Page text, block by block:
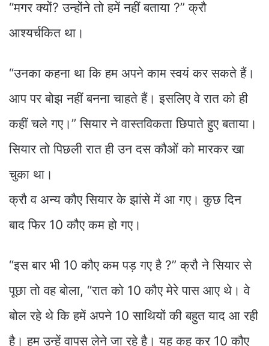
“मगर क्यों? उन्होंने तो हमें नहीं बताया ?” क्रौ
आश्यर्चकित था।
“उनका कहना था कि हम अपने काम स्वयं कर सकते हैं।
आप पर बोझ नहीं बनना चाहते हैं। इसलिए वे रात को ही
कहीं चले गए।” सियार ने वास्तविकता छिपाते हुए बताया।
सियार तो पिछली रात ही उन दस कौओं को मारकर खा
चुका था।
क्रौ व अन्य कौए सियार के झांसे में आ गए। कुछ दिन
बाद फिर 10 कौए कम हो गए।
“इस बार भी 10 कौए कम पड़ गए है ?” क्रौ ने सियार से
पूछा तो वह बोला, “रात को 10 कौए मेरे पास आए थे। वे
बोल रहे थे कि हमें अपने 10 साथियों की बहुत याद आ रही
है। हम उन्हें वापस लेने जा रहे है। यह कह कर 10 कौए